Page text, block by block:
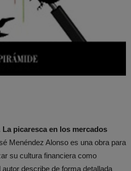
picaresca en los mercados
Menéndez Alonso es una obra para
su cultura financiera como
describe de forma detallada